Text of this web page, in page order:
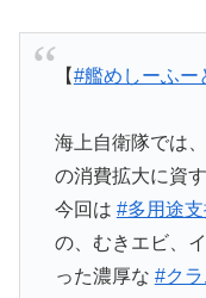
【#艦めしーふー
海上自衛隊では、
の消費拡大に資
今回は #多用途
の、むきエビ、
った濃厚な #ク